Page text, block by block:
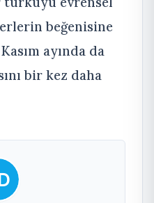
beğenisine
ayında da
bir kez daha